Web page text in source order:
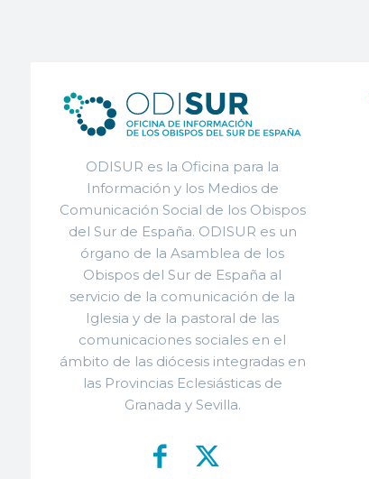
ODISUR es la Oficina para la
Información y los Medios de
Comunicación Social de los Obispos
del Sur de España. ODISUR es un
órgano de la Asamblea de los
Obispos del Sur de España al
servicio de la comunicación de la
Iglesia y de la pastoral de las
comunicaciones sociales en el
ámbito de las diócesis integradas en
las Provincias Eclesiásticas de
Granada y Sevilla.